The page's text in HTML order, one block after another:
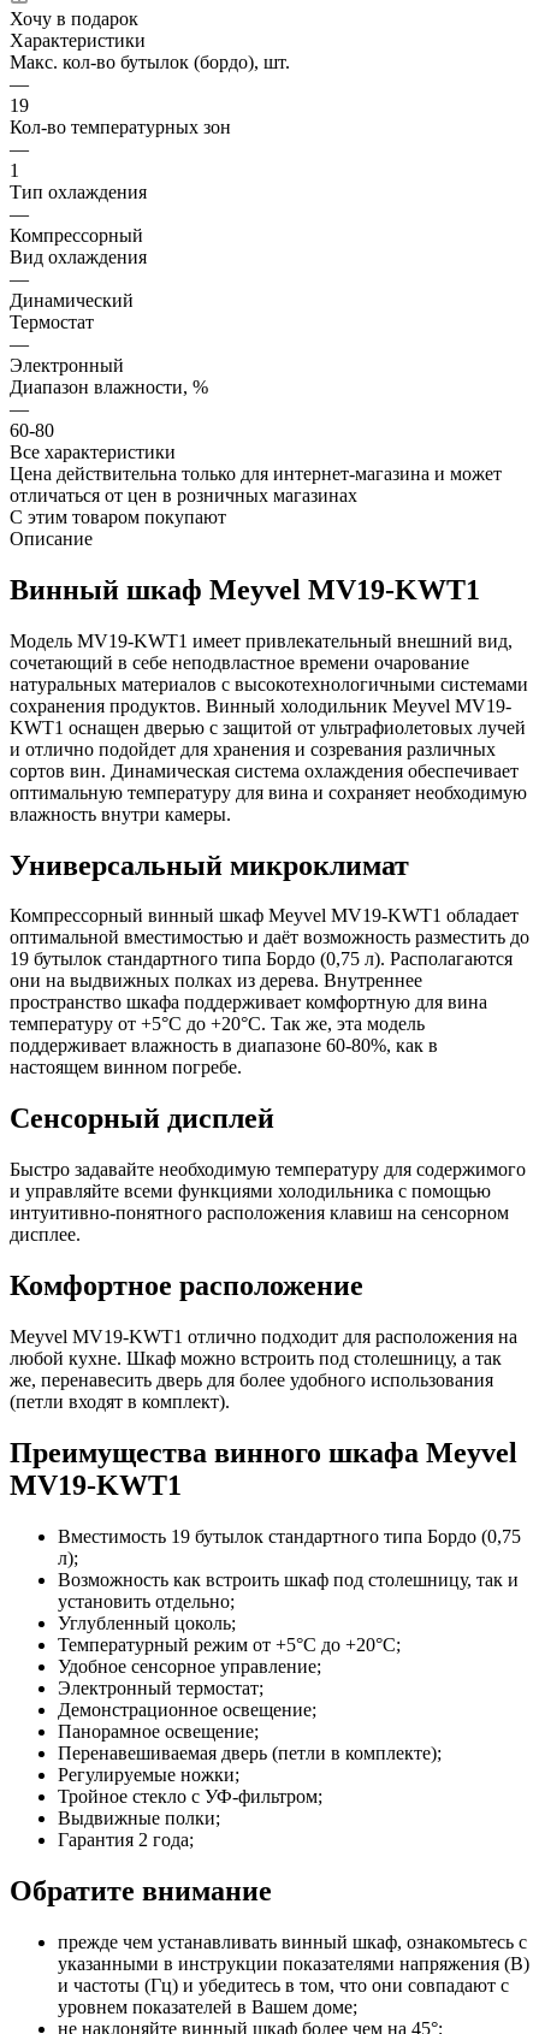
Хочу в подарок
Характеристики
Макс. кол-во бутылок (бордо), шт.
—
19
Кол-во температурных зон
—
1
Тип охлаждения
—
Компрессорный
Вид охлаждения
—
Динамический
Термостат
—
Электронный
Диапазон влажности, %
—
60-80
Все характеристики
Цена действительна только для интернет-магазина и может
отличаться от цен в розничных магазинах
С этим товаром покупают
Описание
Винный шкаф Meyvel MV19-KWT1
Модель MV19-KWT1 имеет привлекательный внешний вид,
сочетающий в себе неподвластное времени очарование
натуральных материалов с высокотехнологичными системами
сохранения продуктов. Винный холодильник Meyvel MV19-
KWT1 оснащен дверью с защитой от ультрафиолетовых лучей
и отлично подойдет для хранения и созревания различных
сортов вин. Динамическая система охлаждения обеспечивает
оптимальную температуру для вина и сохраняет необходимую
влажность внутри камеры.
Универсальный микроклимат
Компрессорный винный шкаф Meyvel MV19-KWT1 обладает
оптимальной вместимостью и даёт возможность разместить до
19 бутылок стандартного типа Бордо (0,75 л). Располагаются
они на выдвижных полках из дерева. Внутреннее
пространство шкафа поддерживает комфортную для вина
температуру от +5°C до +20°C. Так же, эта модель
поддерживает влажность в диапазоне 60-80%, как в
настоящем винном погребе.
Сенсорный дисплей
Быстро задавайте необходимую температуру для содержимого
и управляйте всеми функциями холодильника с помощью
интуитивно-понятного расположения клавиш на сенсорном
дисплее.
Комфортное расположение
Meyvel MV19-KWT1 отлично подходит для расположения на
любой кухне. Шкаф можно встроить под столешницу, а так
же, перенавесить дверь для более удобного использования
(петли входят в комплект).
Преимущества винного шкафа Meyvel
MV19-KWT1
Вместимость 19 бутылок стандартного типа Бордо (0,75
л);
Возможность как встроить шкаф под столешницу, так и
установить отдельно;
Углубленный цоколь;
Температурный режим от +5°C до +20°C;
Удобное сенсорное управление;
Электронный термостат;
Демонстрационное освещение;
Панорамное освещение;
Перенавешиваемая дверь (петли в комплекте);
Регулируемые ножки;
Тройное стекло с УФ-фильтром;
Выдвижные полки;
Гарантия 2 года;
Обратите внимание
прежде чем устанавливать винный шкаф, ознакомьтесь с
указанными в инструкции показателями напряжения (В)
и частоты (Гц) и убедитесь в том, что они совпадают с
уровнем показателей в Вашем доме;
не наклоняйте винный шкаф более чем на 45°;